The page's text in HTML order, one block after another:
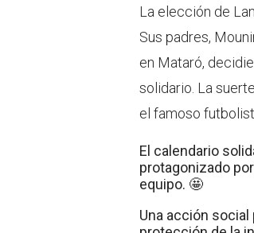
La elección de
Sus padres,
en Mataró,
solidario. La
el famoso
El calendario
protagonizado
equipo. 🤩
Una acción social